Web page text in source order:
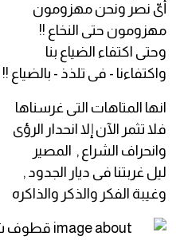
أىّ نصر ونحن مهزومون
مهزومون حتى النخاع !!
وحتى اكتفاء الضياع بنا
واكتفاءنا - فى تلذذ - بالضياع !!
انها المتاهات التى غرسناها
فلا تثمر الآن إلا انحدار الرؤى
وانحراف الشراع , المصير
ليل غربتنا فى ديار الجدود ,
وغيبة الفكر والذكر والذاكره